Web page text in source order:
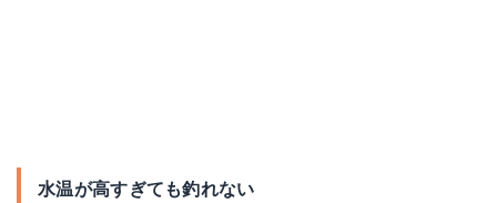
水温が高すぎても釣れない